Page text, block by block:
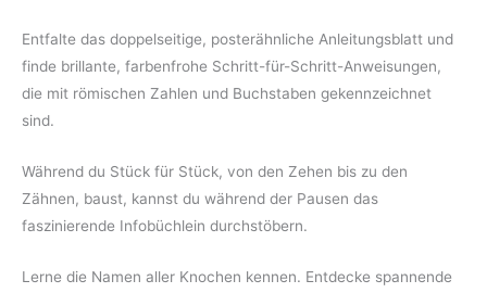
Entfalte das doppelseitige, posterähnliche Anleitungsblatt und
finde brillante, farbenfrohe Schritt-für-Schritt-Anweisungen,
die mit römischen Zahlen und Buchstaben gekennzeichnet
sind.
Während du Stück für Stück, von den Zehen bis zu den
Zähnen, baust, kannst du während der Pausen das
faszinierende Infobüchlein durchstöbern.
Lerne die Namen aller Knochen kennen. Entdecke spannende